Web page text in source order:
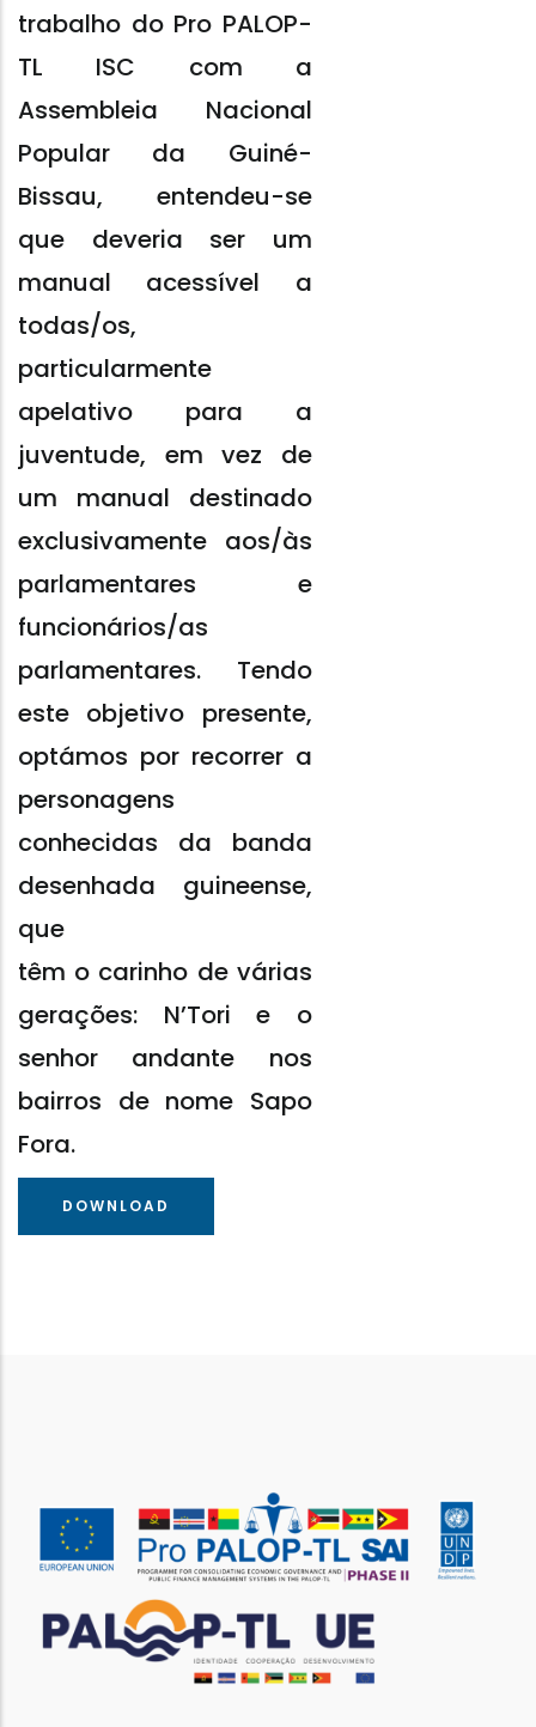
trabalho do Pro PALOP-
TL ISC com a
Assembleia Nacional
Popular da Guiné-
Bissau, entendeu-se
que deveria ser um
manual acessível a
todas/os,
particularmente
apelativo para a
juventude, em vez de
um manual destinado
exclusivamente aos/às
parlamentares e
funcionários/as
parlamentares. Tendo
este objetivo presente,
optámos por recorrer a
personagens
conhecidas da banda
desenhada guineense,
que
têm o carinho de várias
gerações: N’Tori e o
senhor andante nos
bairros de nome Sapo
Fora.
DOWNLOAD